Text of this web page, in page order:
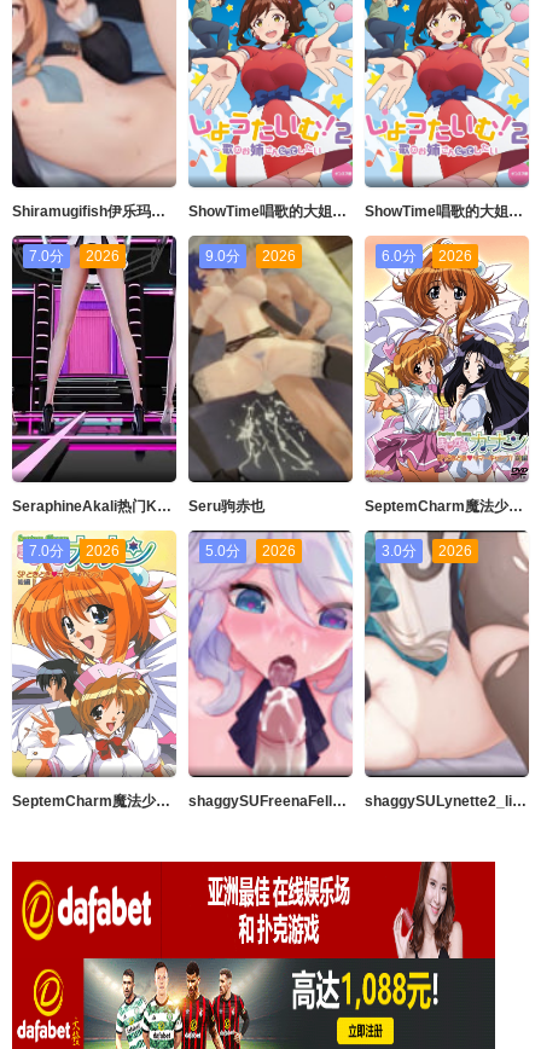
Shiramugifish伊乐玛丽Live2D语音版 ShowTime唱歌的大姐姐也想做第二季_第05集 ShowTime唱歌的大姐姐也想做第二季_第03集
7.0分 2026
SeraphineAkali热门Kpop舞蹈英雄联盟
9.0分 2026
Seru驹赤也
6.0分 2026
SeptemCharm魔法少女加奈SP2
7.0分 2026
SeptemCharm魔法少女加奈SP1
5.0分 2026
shaggySUFreenaFellation_live2dAnimeGenshinImpact完整版带ASMR音频MP42K高品质暨在嘴里60fps
3.0分 2026
shaggySULynette2_live2d动漫原神完整版带ASMR音频MP42k高品质中出60fps